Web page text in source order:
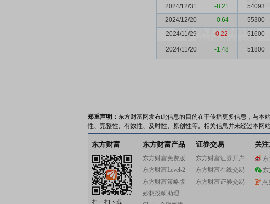
2024/12/31
-8.21 54093
2024/12/20
-0.64 55300
2024/11/29
0.22 51600
2024/11/20 -1.48 51800
郑重声明： 东方财富网发布此信息的目的在于传播更多信息，与本
性、完整性、有效性、及时性、原创性等。相关信息并未经过本网
东方财富
扫一扫下载
东方财富产品
东方财富免费版
东方财富Level-2
东方财富策略版
妙想投研助理
证券交易
东方财富证券开户
东方财富在线交易
东方财富证券交易
关
意